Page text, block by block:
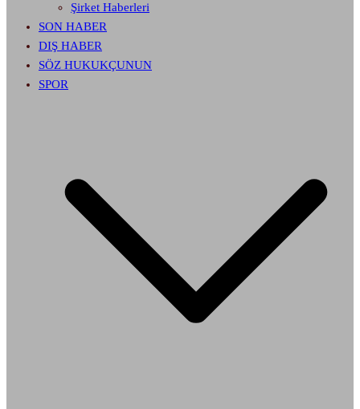
Şirket Haberleri
SON HABER
DIŞ HABER
SÖZ HUKUKÇUNUN
SPOR